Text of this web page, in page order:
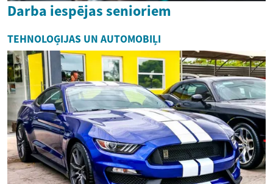
Darba iespējas senioriem
TEHNOLOĢIJAS UN AUTOMOBIĻI